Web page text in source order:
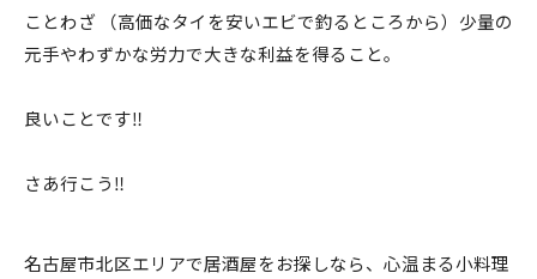
ことわざ （高価なタイを安いエビで釣るところから）少量の
元手やわずかな労力で大きな利益を得ること。
良いことです‼️
さあ行こう‼️
名古屋市北区エリアで居酒屋をお探しなら、心温まる小料理